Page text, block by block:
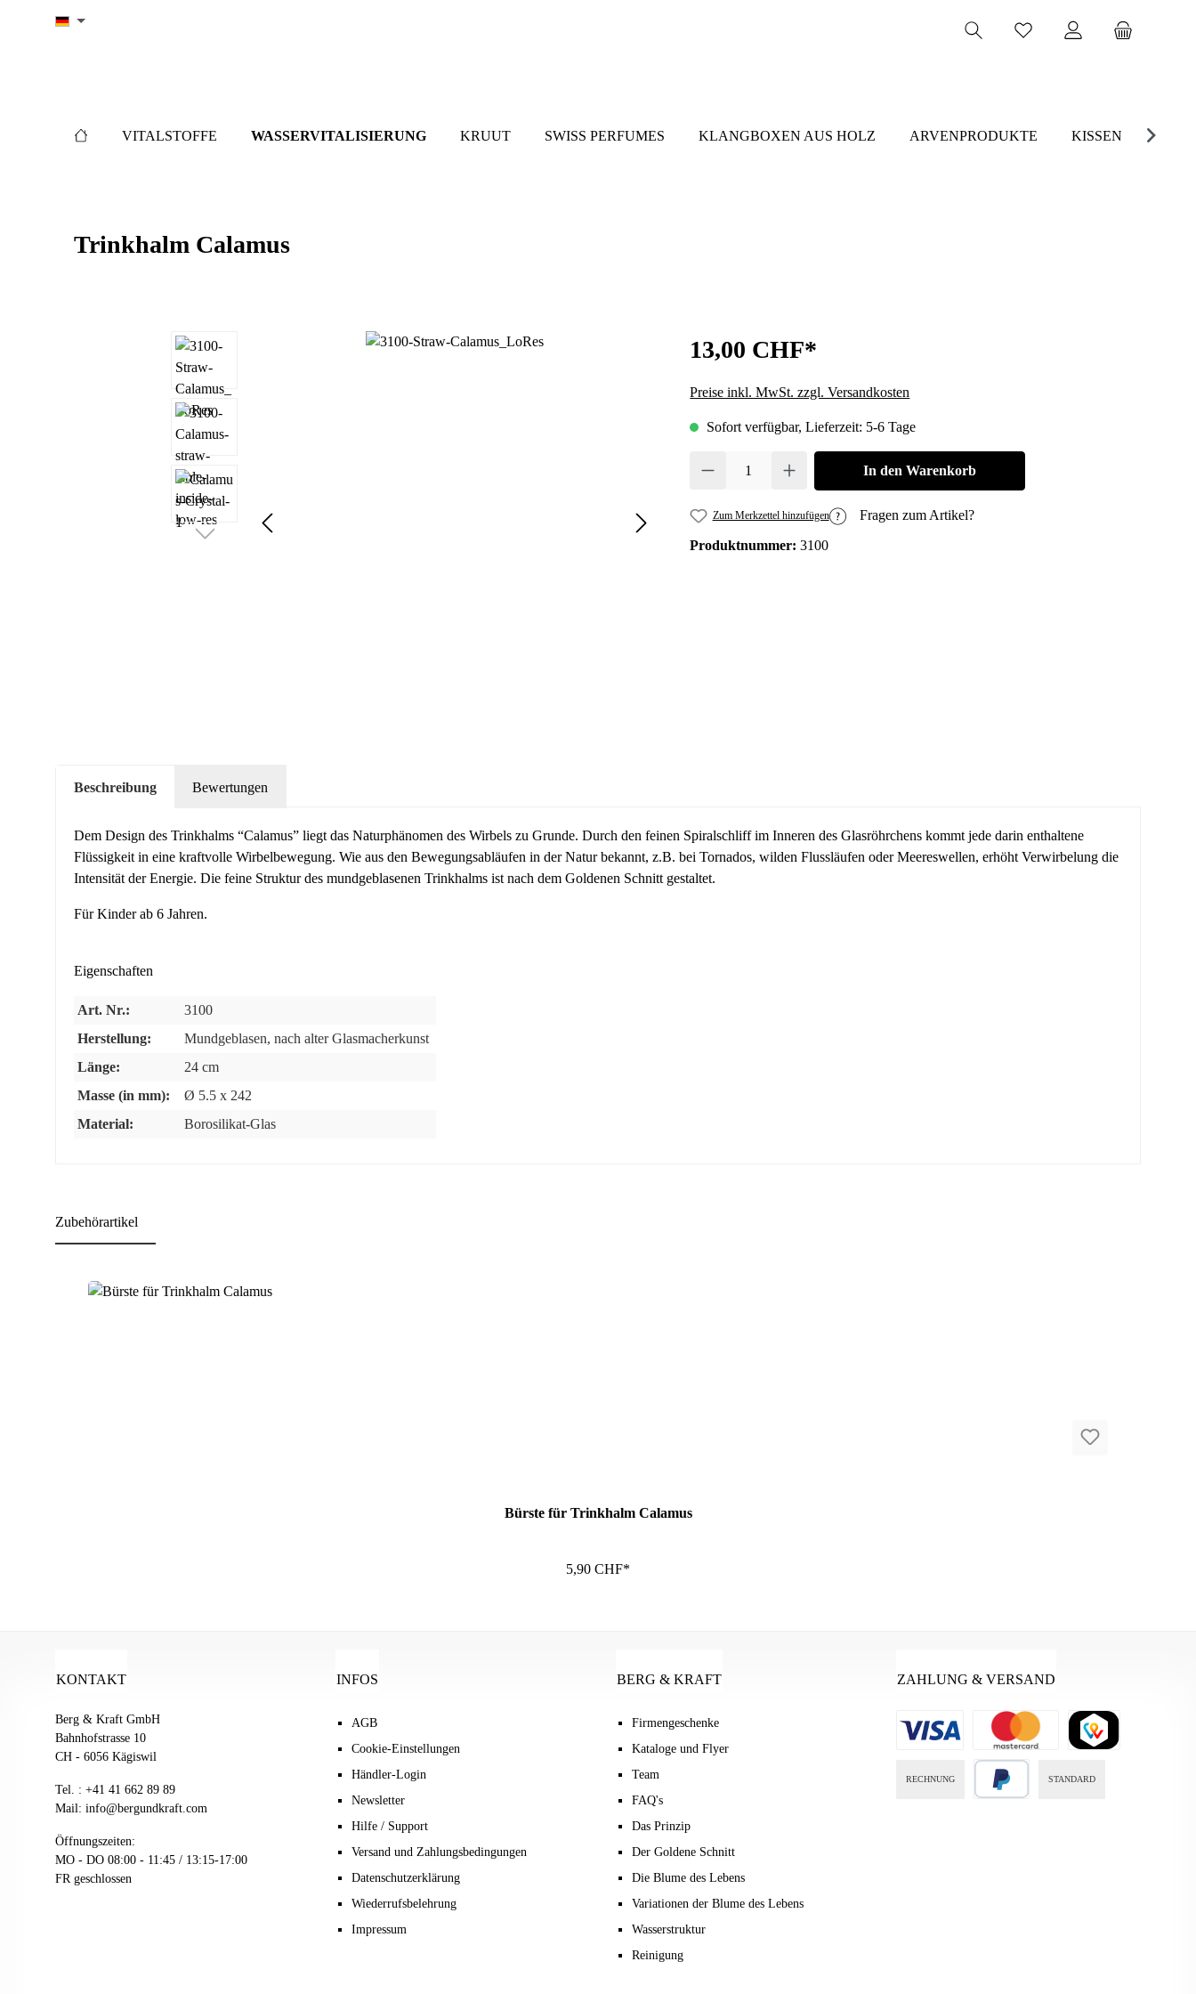
Zur Hauptnavigation springen
VITALSTOFFE WASSERVITALISIERUNG KRUUT SWISS PERFUMES KLANGBOXEN AUS HOLZ ARVENPRODUKTE KISSEN
Trinkhalm Calamus
Bildergalerie überspringen 13,00 CHF*
Preise inkl. MwSt. zzgl. Versandkosten
Sofort verfügbar, Lieferzeit: 5-6 Tage
In den Warenkorb
Zum Merkzettel hinzufügen Fragen zum Artikel?
Produktnummer:3100
Beschreibung Bewertungen
Dem Design des Trinkhalms “Calamus” liegt das Naturphänomen des Wirbels zu Grunde. Durch den feinen Spiralschliff im Inneren des Glasröhrchens kommt jede darin enthaltene
Flüssigkeit in eine kraftvolle Wirbelbewegung. Wie aus den Bewegungsabläufen in der Natur bekannt, z.B. bei Tornados, wilden Flussläufen oder Meereswellen, erhöht Verwirbelung die
Intensität der Energie. Die feine Struktur des mundgeblasenen Trinkhalms ist nach dem Goldenen Schnitt gestaltet.
Für Kinder ab 6 Jahren.
Eigenschaften
Art. Nr.:
3100
Herstellung:
Mundgeblasen, nach alter Glasmacherkunst
Länge:
24 cm
Masse (in mm):
Ø 5.5 x 242
Material:
Borosilikat-Glas
Zubehörartikel
Bürste für Trinkhalm Calamus
5,90 CHF*
In den Warenkorb
KONTAKT
Berg & Kraft GmbH
Bahnhofstrasse 10
CH - 6056 Kägiswil
Tel. : +41 41 662 89 89
Mail: info@bergundkraft.com
Öffnungszeiten:
MO - DO 08:00 - 11:45 / 13:15-17:00
FR geschlossen
INFOS
AGB
Cookie-Einstellungen
Händler-Login
Newsletter
Hilfe / Support
Versand und Zahlungsbedingungen
Datenschutzerklärung
Wiederrufsbelehrung
Impressum
BERG & KRAFT
Firmengeschenke
Kataloge und Flyer
Team
FAQ's
Das Prinzip
Der Goldene Schnitt
Die Blume des Lebens
Variationen der Blume des Lebens
Wasserstruktur
Reinigung
ZAHLUNG & VERSAND
RECHNUNG STANDARD